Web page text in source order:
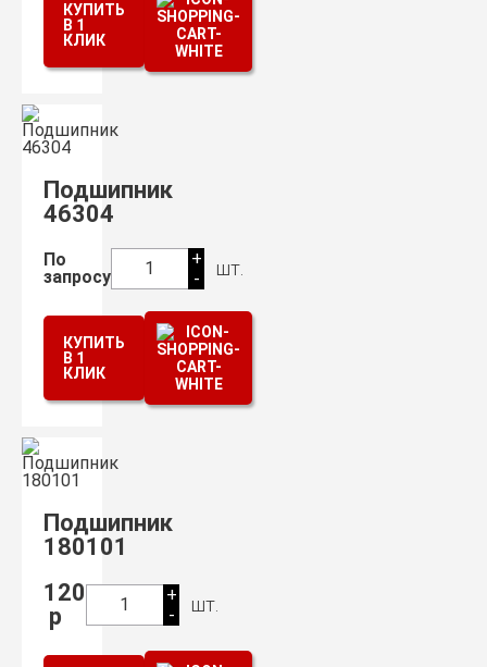
КУПИТЬ
В 1
КЛИК
Подшипник
46304
По
запросу
1
+
-
шт.
КУПИТЬ
В 1
КЛИК
Подшипник
180101
120
р
1
+
-
шт.